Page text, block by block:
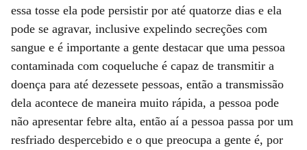
essa tosse ela pode persistir por até quatorze dias e ela
pode se agravar, inclusive expelindo secreções com
sangue e é importante a gente destacar que uma pessoa
contaminada com coqueluche é capaz de transmitir a
doença para até dezessete pessoas, então a transmissão
dela acontece de maneira muito rápida, a pessoa pode
não apresentar febre alta, então aí a pessoa passa por um
resfriado despercebido e o que preocupa a gente é, por